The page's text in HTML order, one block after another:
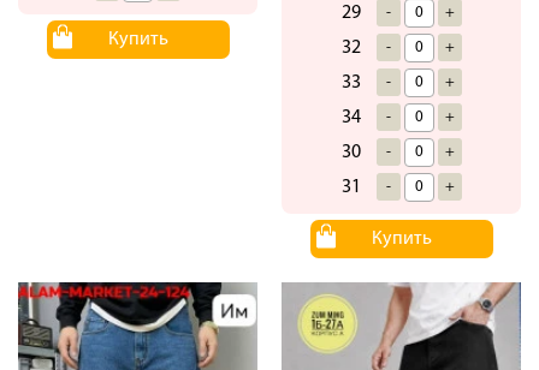
Купить
29 - +
32 - +
33 - +
34 - +
30 - +
31 - +
Купить